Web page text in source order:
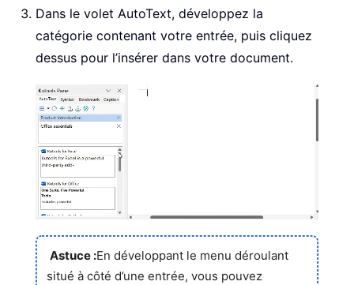
Dans le volet AutoText, développez la
catégorie contenant votre entrée, puis cliquez
dessus pour l’insérer dans votre document.
Astuce :En développant le menu déroulant
situé à côté d’une entrée, vous pouvez